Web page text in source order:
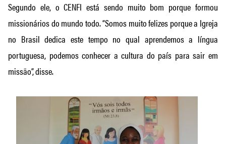
Segundo ele, o CENFI está sendo muito bom porque formou
missionários do mundo todo. “Somos muito felizes porque a Igreja
no Brasil dedica este tempo no qual aprendemos a língua
portuguesa, podemos conhecer a cultura do país para sair em
missão”, disse.